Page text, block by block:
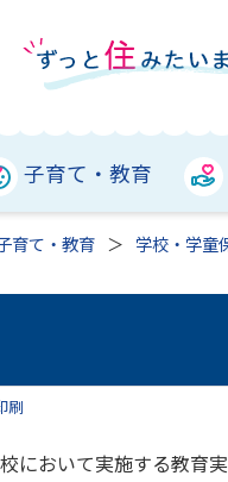
子育て・教育
育て・教育 学校・学童
刷
において実施する教育